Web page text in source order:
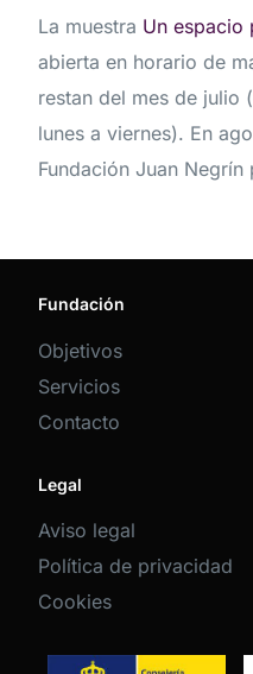
La muestra Un espacio
abierta en horario de
restan del mes de julio
lunes a viernes). En
Fundación Juan
Fundación
Objetivos
Servicios
Contacto
Legal
Aviso legal
Política de privacidad
Cookies